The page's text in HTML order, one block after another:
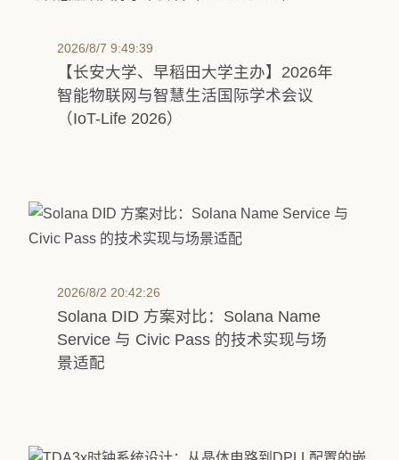
2026/8/7 9:49:39
【长安大学、早稻田大学主办】2026年
智能物联网与智慧生活国际学术会议
（IoT-Life 2026）
2026/8/2 20:42:26
Solana DID 方案对比：Solana Name
Service 与 Civic Pass 的技术实现与场
景适配